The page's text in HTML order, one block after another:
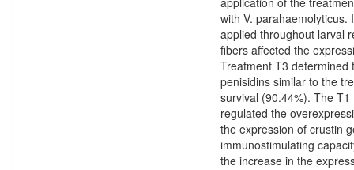
with V.
applied throughout larval
fibers affected the
Treatment T3 determined
penisidins similar to the
survival (90.44%). The
regulated the
the expression of crustin
immunostimulating
the increase in the